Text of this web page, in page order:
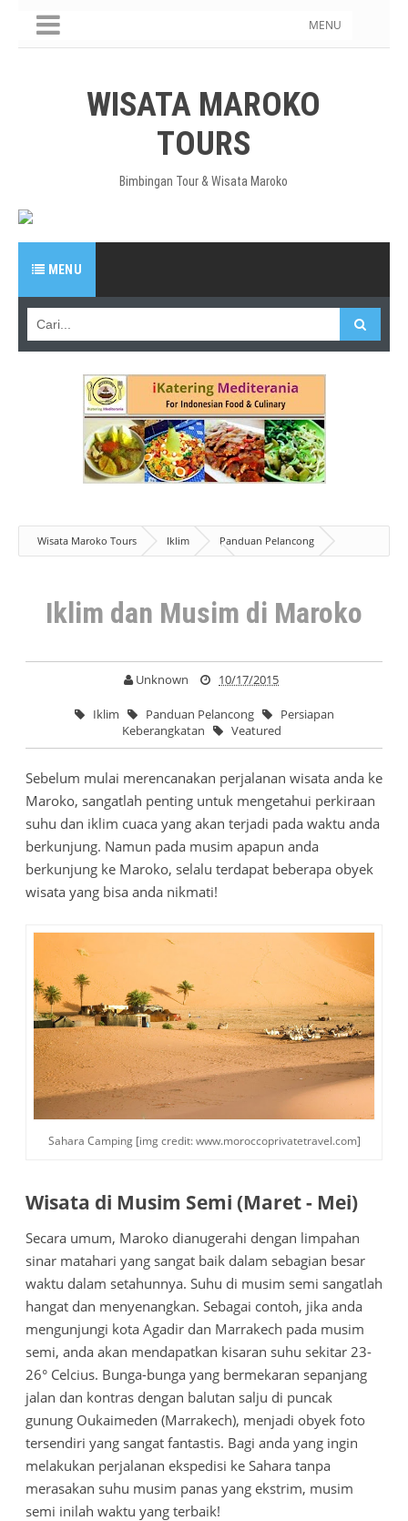
MENU
WISATA MAROKO
TOURS
Bimbingan Tour & Wisata Maroko
MENU
Wisata Maroko Tours Iklim
Panduan Pelancong
Persiapan Keberangkatan
Veatured Iklim dan Musim di Maroko
Iklim dan Musim di Maroko
Unknown 10/17/2015
Iklim Panduan Pelancong
Persiapan
Keberangkatan
Veatured
Sebelum mulai merencanakan perjalanan wisata anda ke
Maroko, sangatlah penting untuk mengetahui perkiraan
suhu dan iklim cuaca yang akan terjadi pada waktu anda
berkunjung. Namun pada musim apapun anda
berkunjung ke Maroko, selalu terdapat beberapa obyek
wisata yang bisa anda nikmati!
Sahara Camping [img credit: www.moroccoprivatetravel.com]
Wisata di Musim Semi (Maret - Mei)
Secara umum, Maroko dianugerahi dengan limpahan
sinar matahari yang sangat baik dalam sebagian besar
waktu dalam setahunnya. Suhu di musim semi sangatlah
hangat dan menyenangkan. Sebagai contoh, jika anda
mengunjungi kota Agadir dan Marrakech pada musim
semi, anda akan mendapatkan kisaran suhu sekitar 23-
26° Celcius. Bunga-bunga yang bermekaran sepanjang
jalan dan kontras dengan balutan salju di puncak
gunung Oukaimeden (Marrakech), menjadi obyek foto
tersendiri yang sangat fantastis. Bagi anda yang ingin
melakukan perjalanan ekspedisi ke Sahara tanpa
merasakan suhu musim panas yang ekstrim, musim
semi inilah waktu yang terbaik!